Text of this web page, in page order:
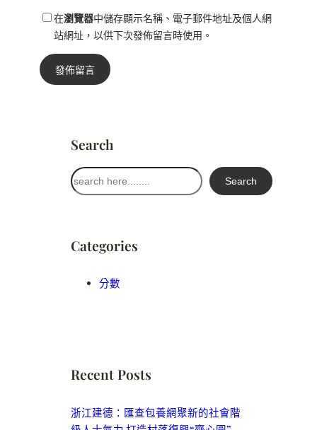
在瀏覽器中儲存顯示名稱、電子郵件地址及個人網
站網址，以供下次發佈留言時使用。
Search
搜
尋
Search
Categories
分數
Recent Posts
浙江建德：匯查包養網聚新的社會階